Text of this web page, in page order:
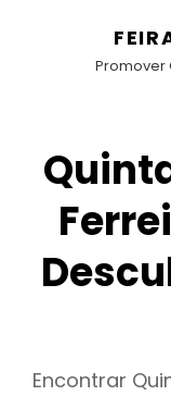
Promover
Encontrar